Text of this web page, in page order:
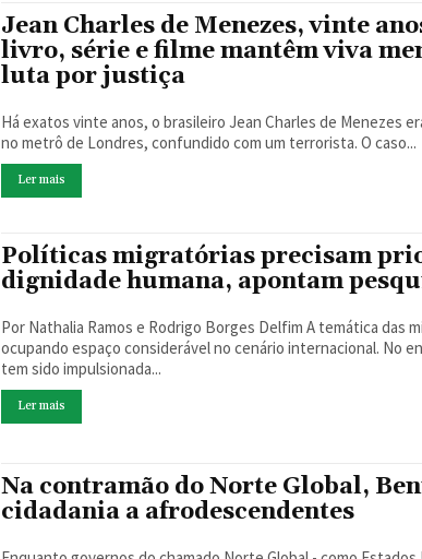
Jean Charles de Menezes, vinte
livro, série e filme mantêm viva
luta por justiça
Há exatos vinte anos, o brasileiro Jean Charles de Menezes
no metrô de Londres, confundido com um terrorista. O caso...
Ler mais
Políticas migratórias precisam
dignidade humana, apontam
Por Nathalia Ramos e Rodrigo Borges Delfim A temática das migrações vem
ocupando espaço considerável no cenário internacional. No
tem sido impulsionada...
Ler mais
Na contramão do Norte Global,
cidadania a afrodescendentes